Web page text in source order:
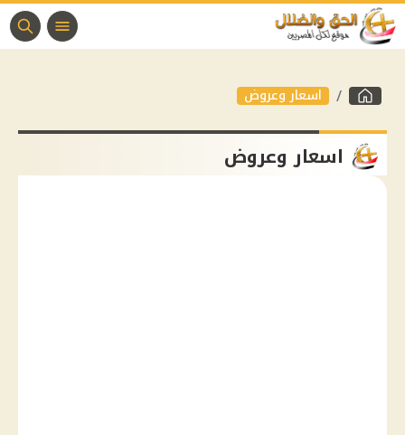
اسعار وعروض
اسعار وعروض